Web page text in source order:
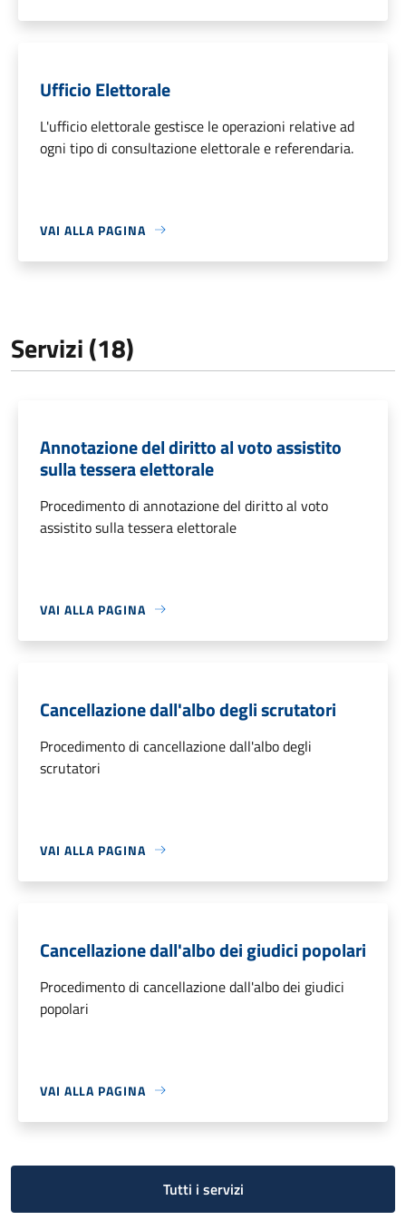
Ufficio Elettorale
L'ufficio elettorale gestisce le operazioni relative ad
ogni tipo di consultazione elettorale e referendaria.
VAI ALLA PAGINA
Servizi (18)
Annotazione del diritto al voto assistito
sulla tessera elettorale
Procedimento di annotazione del diritto al voto
assistito sulla tessera elettorale
VAI ALLA PAGINA
Cancellazione dall'albo degli scrutatori
Procedimento di cancellazione dall'albo degli
scrutatori
VAI ALLA PAGINA
Cancellazione dall'albo dei giudici popolari
Procedimento di cancellazione dall'albo dei giudici
popolari
VAI ALLA PAGINA
Tutti i servizi